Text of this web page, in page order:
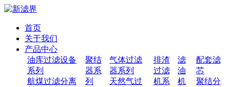
首页
关于我们
产品中心
油库过滤设备
系列
航煤过滤分离
聚结
器系
列
气体过滤
器系列
天然气过
排渣
过滤
机系
滤
油
机
配套滤
芯
聚结分